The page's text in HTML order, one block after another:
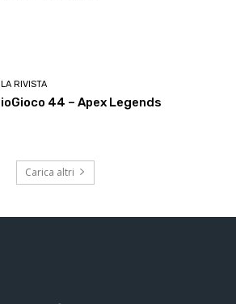
LA RIVISTA
ioGioco 44 – Apex Legends
Carica altri